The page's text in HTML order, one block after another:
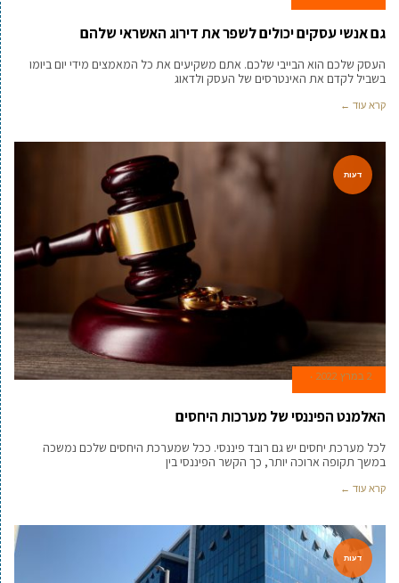
גם אנשי עסקים יכולים לשפר את דירוג האשראי שלהם
העסק שלכם הוא הבייבי שלכם. אתם משקיעים את כל המאמצים מידי יום ביומו
בשביל לקדם את האינטרסים של העסק ולדאוג
קרא עוד ←
דעות
2 במרץ 2022
האלמנט הפיננסי של מערכות היחסים
לכל מערכת יחסים יש גם רובד פיננסי. ככל שמערכת היחסים שלכם נמשכה
במשך תקופה ארוכה יותר, כך הקשר הפיננסי בין
קרא עוד ←
דעות